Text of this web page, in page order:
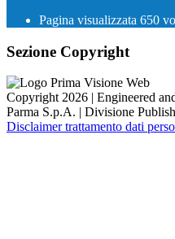
Pagina visualizzata 650
Sezione Copyright
Copyright 2026 | Engineered
Parma S.p.A. | Divisione
Disclaimer trattamento dati